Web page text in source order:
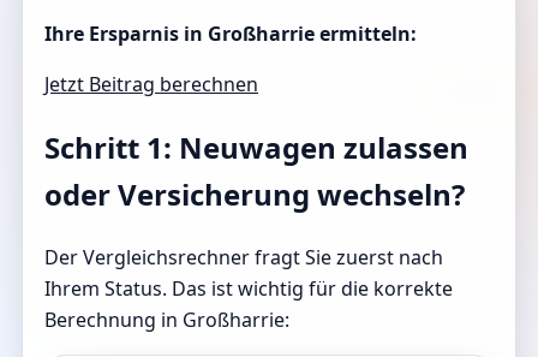
Ihre Ersparnis in Großharrie ermitteln:
Jetzt Beitrag berechnen
Schritt 1: Neuwagen zulassen
oder Versicherung wechseln?
Der Vergleichsrechner fragt Sie zuerst nach
Ihrem Status. Das ist wichtig für die korrekte
Berechnung in Großharrie: